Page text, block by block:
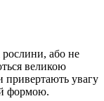
рослини, або не
великою
привертають увагу
й формою.